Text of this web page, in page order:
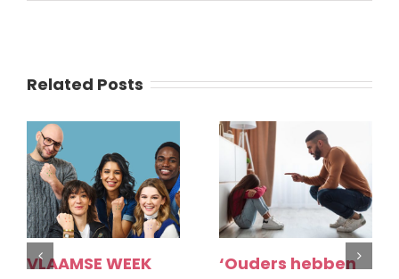
Related Posts
VLAAMSE WEEK
‘Ouders hebben